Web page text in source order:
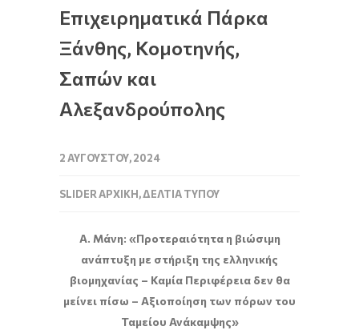
Επιχειρηματικά Πάρκα
Ξάνθης, Κομοτηνής,
Σαπών και
Αλεξανδρούπολης
2 ΑΥΓΟΎΣΤΟΥ, 2024
SLIDER ΑΡΧΙΚΉ,ΔΕΛΤΊΑ ΤΎΠΟΥ
Α. Μάνη: «Προτεραιότητα η βιώσιμη
ανάπτυξη με στήριξη της ελληνικής
βιομηχανίας – Καμία Περιφέρεια δεν θα
μείνει πίσω – Αξιοποίηση των πόρων του
Ταμείου Ανάκαμψης»